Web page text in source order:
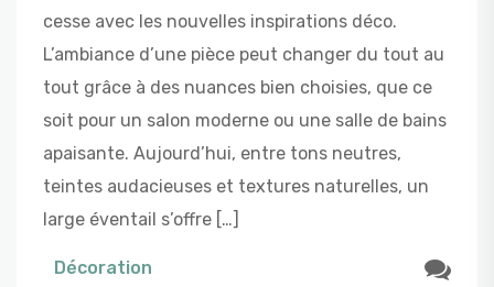
cesse avec les nouvelles inspirations déco.
L’ambiance d’une pièce peut changer du tout au
tout grâce à des nuances bien choisies, que ce
soit pour un salon moderne ou une salle de bains
apaisante. Aujourd’hui, entre tons neutres,
teintes audacieuses et textures naturelles, un
large éventail s’offre […]
Décoration